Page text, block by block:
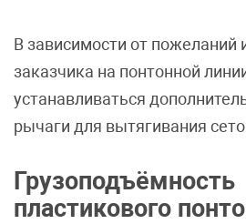
В зависимости от пожеланий
заказчика на понтонной
устанавливаться
рычаги для вытягивания
Грузоподъёмность
пластикового